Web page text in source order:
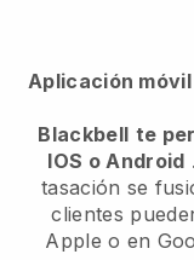
Aplicación
Blackbell te
IOS o Android
tasación se
clientes
Apple o en